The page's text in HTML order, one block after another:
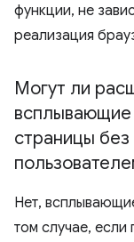
функции, не
реализация
Могут ли
всплывающие
страницы
Нет,
том случае, если